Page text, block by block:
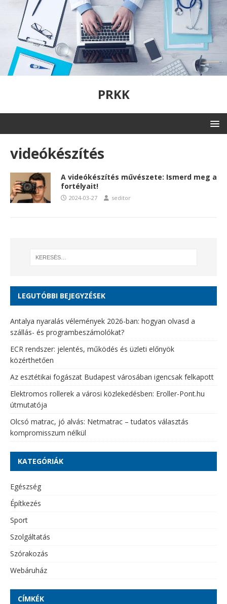
PRKK
videókészítés
A videókészítés művészete: Ismerd meg a
fortélyait!
2024-03-27 seditor
LEGUTÓBBI BEJEGYZÉSEK
Antalya nyaralás vélemények 2026-ban: hogyan olvasd a
szállás- és programbeszámolókat?
ECR rendszer: jelentés, működés és üzleti előnyök
közérthetően
Az esztétikai fogászat Budapest városában igencsak felkapott
Elektromos rollerek a városi közlekedésben: Eroller-Pont.hu
útmutatója
Olcsó matrac, jó alvás: Netmatrac – tudatos választás
kompromisszum nélkül
KATEGÓRIÁK
Egészség
Építkezés
Sport
Szolgáltatás
Szórakozás
Webáruház
CÍMKÉK